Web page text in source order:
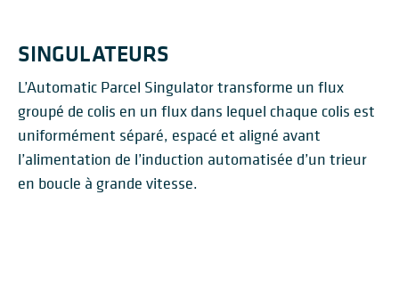
SINGULATEURS
L’Automatic Parcel Singulator transforme un flux
groupé de colis en un flux dans lequel chaque colis est
uniformément séparé, espacé et aligné avant
l’alimentation de l’induction automatisée d’un trieur
en boucle à grande vitesse.
PRÉPARATION DE
COMMANDE POUR LE